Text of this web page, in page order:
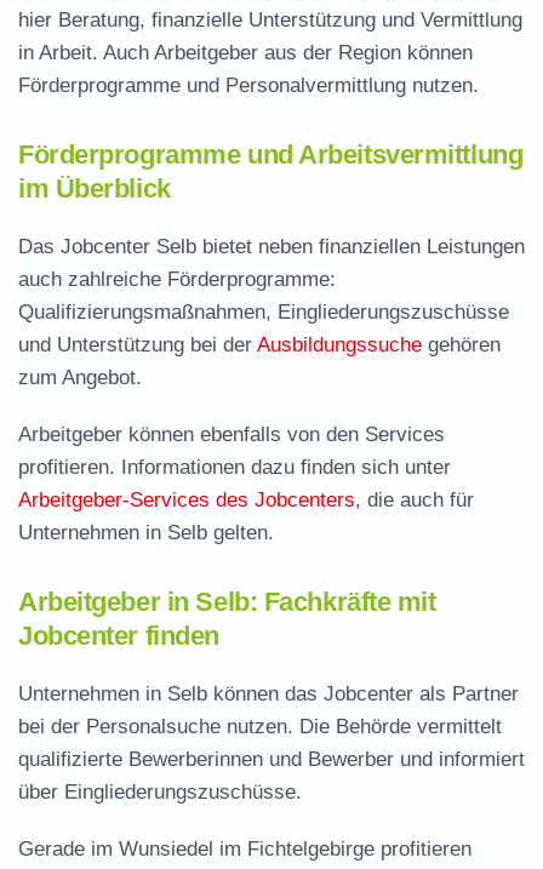
hier Beratung, finanzielle Unterstützung und Vermittlung
in Arbeit. Auch Arbeitgeber aus der Region können
Förderprogramme und Personalvermittlung nutzen.
Förderprogramme und Arbeitsvermittlung
im Überblick
Das Jobcenter Selb bietet neben finanziellen Leistungen
auch zahlreiche Förderprogramme:
Qualifizierungsmaßnahmen, Eingliederungszuschüsse
und Unterstützung bei der Ausbildungssuche gehören
zum Angebot.
Arbeitgeber können ebenfalls von den Services
profitieren. Informationen dazu finden sich unter
Arbeitgeber-Services des Jobcenters, die auch für
Unternehmen in Selb gelten.
Arbeitgeber in Selb: Fachkräfte mit
Jobcenter finden
Unternehmen in Selb können das Jobcenter als Partner
bei der Personalsuche nutzen. Die Behörde vermittelt
qualifizierte Bewerberinnen und Bewerber und informiert
über Eingliederungszuschüsse.
Gerade im Wunsiedel im Fichtelgebirge profitieren